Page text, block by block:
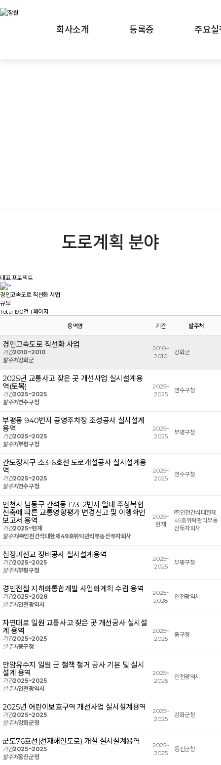
회사소개 등록증 주요실
도로계획 분야
대표 프로젝트
>
경인고속도로 직선화 사업
규모
Total 190건 1 페이지
용역명
기간 발주처
경인고속도로 직선화 사업
기간2010~2010
발주처강화군
2010~
2010
강화군
2025년 교통사고 잦은 곳 개선사업 실시설계용
역(토목)
기간2025~2025
발주처연수구청
2025~
2025
연수구청
부평동 940번지 공영주차장 조성공사 실시설계
용역
기간2025~2025
발주처부평구청
2025~
2025
부평구청
간도장지구 소3-6호선 도로개설공사 실시설계용
역
기간2025~2025
발주처연수구청
2025~
2025
연수구청
인천시 남동구 간석동 173-2번지 일대 주상복합
신축에 따른 교통영향평가 변경신고 및 이행확인
보고서 용역
기간2025~현재
발주처㈜인천간석대한제49호위탁관리부동산투자회사
2025~
현재
㈜인천간석대한제
49호위탁관리부동
산투자회사
십정과선교 정비공사 실시설계용역
기간2025~2025
발주처부평구청
2025~
2025
부평구청
경인전철 지하화통합개발 사업화계획 수립 용역
기간2025~2028
발주처인천광역시
2025~
2028
인천광역시
자연대로 일원 교통사고 잦은 곳 개선공사 실시설
계 용역
기간2025~2025
발주처중구청
2025~
2025
중구청
안암유수지 일원 군 철책 철거 공사 기본 및 실시
설계 용역
기간2025~2025
발주처인천광역시
2025~
2025
인천광역시
2025년 어린이보호구역 개선사업 실시설계용역
기간2025~2025
발주처강화군청
2025~
2025
강화군청
군도76호선(선재해안도로) 개설 실시설계용역
기간2025~2025
발주처옹진군청
2025~
2025
옹진군청